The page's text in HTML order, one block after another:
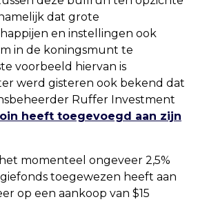
dat grote
en instellingen ook
in de koningsmunt te
voorbeeld hiervan is
werd gisteren ook bekend dat
Ruffer Investment
heeft toegevoegd aan zijn
momenteel ongeveer 2,5%
toegewezen heeft aan
op een aankoop van $15